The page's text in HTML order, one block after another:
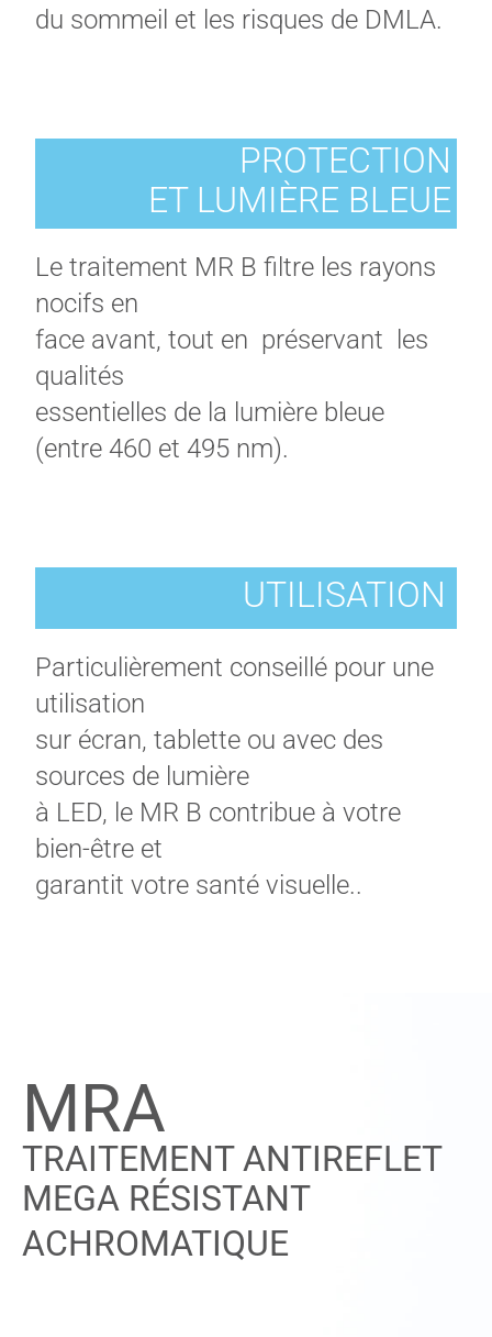
du sommeil et les risques de DMLA.
PROTECTION
ET LUMIÈRE BLEUE
Le traitement MR B filtre les rayons
nocifs en
face avant, tout en préservant les
qualités
essentielles de la lumière bleue
(entre 460 et 495 nm).
UTILISATION
Particulièrement conseillé pour une
utilisation
sur écran, tablette ou avec des
sources de lumière
à LED, le MR B contribue à votre
bien-être et
garantit votre santé visuelle..
MRA
TRAITEMENT ANTIREFLET
MEGA RÉSISTANT
ACHROMATIQUE